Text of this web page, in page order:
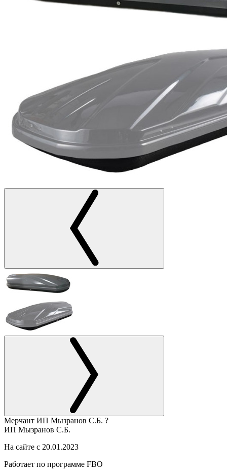
Мерчант ИП Мызранов С.Б. ?
ИП Мызранов С.Б.
На сайте с 20.01.2023
Работает по программе FBO